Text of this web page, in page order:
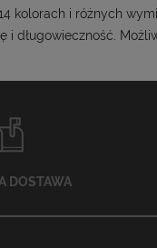
kolorach i różnych
i długowieczność.
DOSTAWA